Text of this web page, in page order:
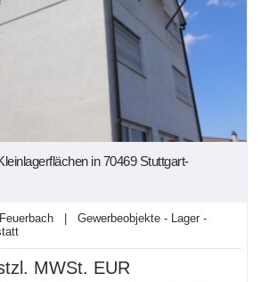
in 70469 Stuttgart-
| Gewerbeobjekte - Lager -
MWSt. EUR